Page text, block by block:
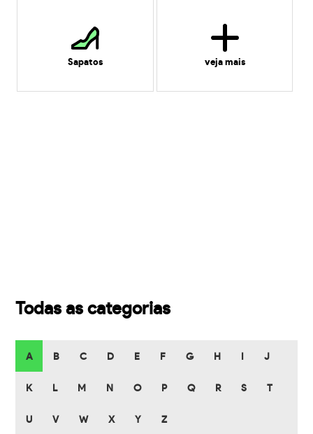
Sapatos veja mais
Todas as categorias
A B C D E F G H J
K L M N O P Q R S T
U V W X Y Z